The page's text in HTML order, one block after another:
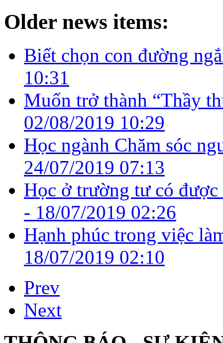
Older news items:
Biết chọn con đường
10:31
Muốn trở thành “Thầy
02/08/2019 10:29
Học ngành Chăm sóc
24/07/2019 07:13
Học ở trường tư có
- 18/07/2019 02:26
Hạnh phúc trong việc
18/07/2019 02:10
Prev
Next